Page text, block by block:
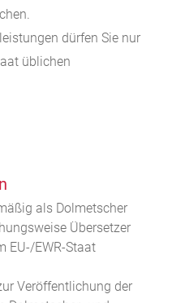
dürfen Sie nur
üblichen
als Dolmetscher
Übersetzer
EU-/EWR-Staat
Veröffentlichung der